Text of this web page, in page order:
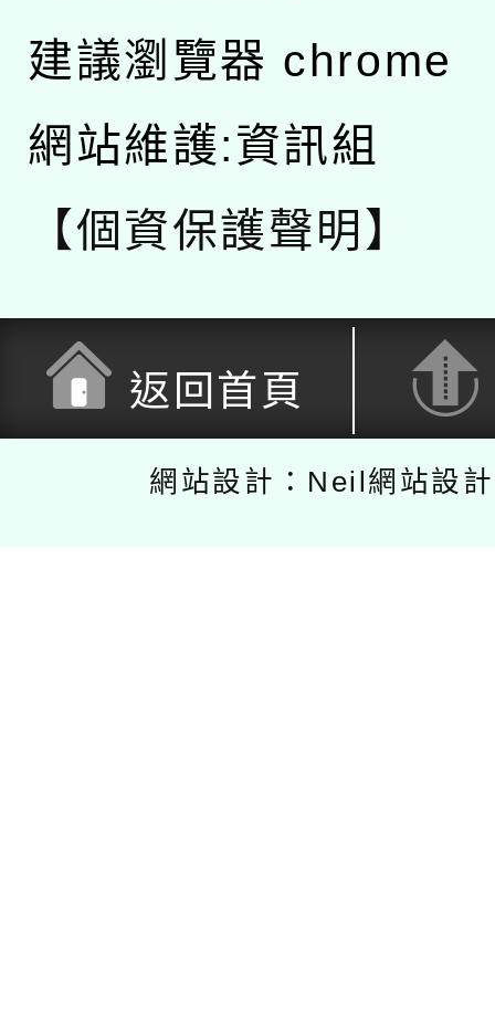
建議瀏覽器 chrome
網站維護:資訊組
【個資保護聲明】
返回首頁
網站設計：Neil網站設